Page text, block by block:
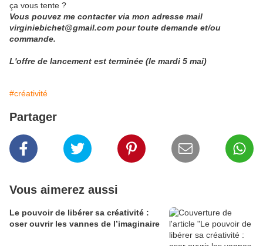
ça vous tente ?
Vous pouvez me contacter via mon adresse mail
virginiebichet@gmail.com pour toute demande et/ou
commande.
L'offre de lancement est terminée (le mardi 5 mai)
#créativité
Partager
Vous aimerez aussi
Le pouvoir de libérer sa créativité :
oser ouvrir les vannes de l’imaginaire